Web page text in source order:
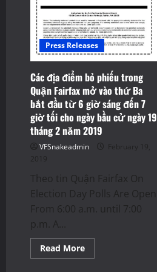
Press Releases
Các địa điểm bỏ phiếu trong
Quận Fairfax mở vào thứ Ba
bắt đầu từ 6 giờ sáng đến 7
giờ tối cho ngày bầu cử ngày 19
tháng 2 năm 2019
VFSnakeadmin
February 19,
2019
Theo tin Quận Fairfax On
Election Day Polls Are Open
From 6:00 a.m. until 7:00
p.m. A...
Read MoreRead
more
Events